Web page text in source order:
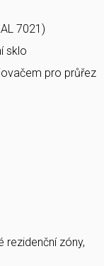
7021)
sklo
pro průřez
rezidenční zóny,